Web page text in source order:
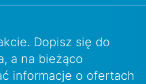
Dopisz się do
a na bieżąco
informacje o ofertach